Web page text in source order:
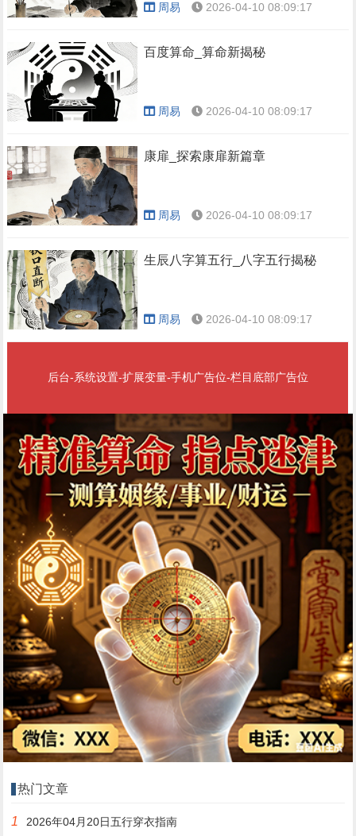
周易 2026-04-10 08:09:17
百度算命_算命新揭秘
周易 2026-04-10 08:09:17
康扉_探索康扉新篇章
周易 2026-04-10 08:09:17
生辰八字算五行_八字五行揭秘
周易 2026-04-10 08:09:17
后台-系统设置-扩展变量-手机广告位-栏目底部广告位
热门文章
1 2026年04月20日五行穿衣指南